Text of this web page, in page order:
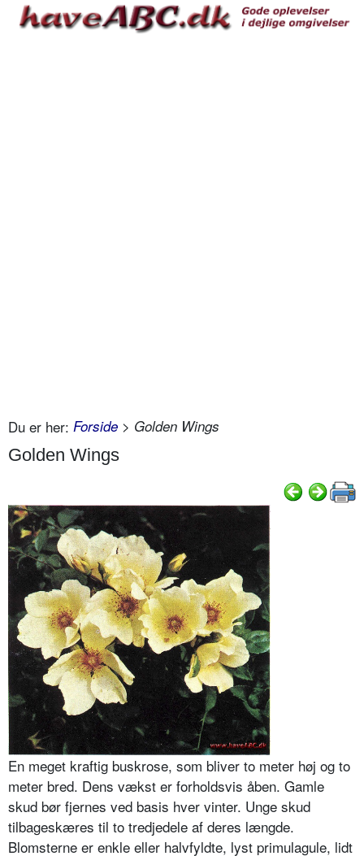
Du er her: Forside > Golden Wings
Golden Wings
En meget kraftig buskrose, som bliver to meter høj og to
meter bred. Dens vækst er forholdsvis åben. Gamle
skud bør fjernes ved basis hver vinter. Unge skud
tilbageskæres til to tredjedele af deres længde.
Blomsterne er enkle eller halvfyldte, lyst primulagule, lidt